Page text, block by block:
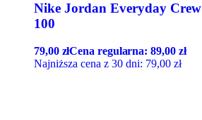
Nike Jordan Everyday
100
79,00 złCena regularna:89,00 zł
Najniższa cena z 30 dni: 79,00 zł